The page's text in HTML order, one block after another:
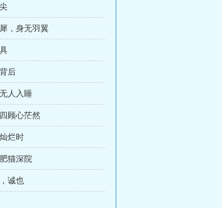
，身无羽翼
后
人入睡
顾心茫然
烂时
猫深院
诚也